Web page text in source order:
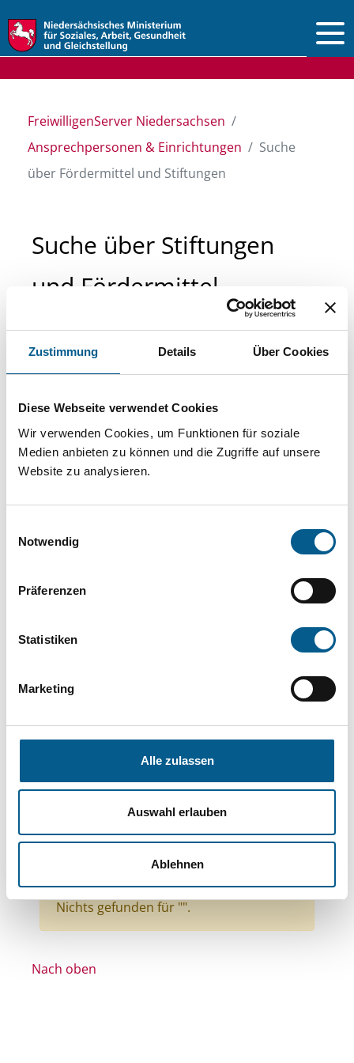
Zustimmung Details Über Cookies
Diese Webseite verwendet Cookies
Wir verwenden Cookies, um Funktionen für soziale
Medien anbieten zu können und die Zugriffe auf unsere
Website zu analysieren.
Notwendig
Präferenzen
Statistiken
Marketing
Alle zulassen
Auswahl erlauben
Ablehnen
FreiwilligenServer Niedersachsen
Ansprechpersonen & Einrichtungen
Suche
über Fördermittel und Stiftungen
Suche über Stiftungen
und Fördermittel
Sie suchen finanzielle Unterstützung für ein
Projekt oder ein Vorhaben? Hier können Sie
Stiftungsdatenbank recherchieren. Bei der
Suche bitte die Groß- und Kleinschreibung
beachten.
können durch die Wahl von Bereichen oder
Suchen
Themen: Hilfsbedürftige Menschen
Themen: Ländliche Entwicklung
Themen: Seniorinnen, Senioren & Pflege
Themen: Kinder, Jugendliche & Familie
Themen: Kunst & Kultur
Themen: Denkmalschutz
Alle Filter entfernen
Nichts gefunden für "".
Nach oben